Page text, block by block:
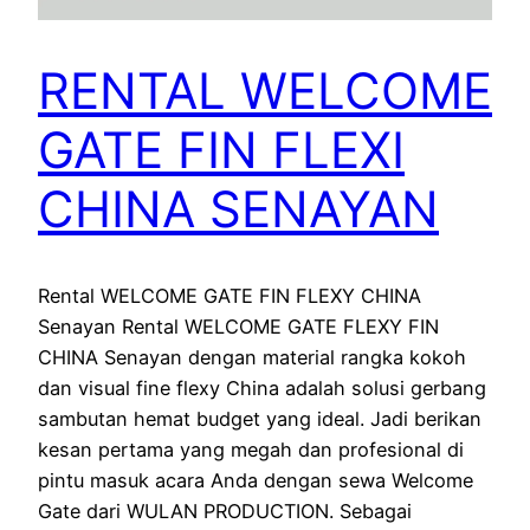
RENTAL WELCOME
GATE FIN FLEXI
CHINA SENAYAN
Rental WELCOME GATE FIN FLEXY CHINA
Senayan Rental WELCOME GATE FLEXY FIN
CHINA Senayan dengan material rangka kokoh
dan visual fine flexy China adalah solusi gerbang
sambutan hemat budget yang ideal. Jadi berikan
kesan pertama yang megah dan profesional di
pintu masuk acara Anda dengan sewa Welcome
Gate dari WULAN PRODUCTION. Sebagai